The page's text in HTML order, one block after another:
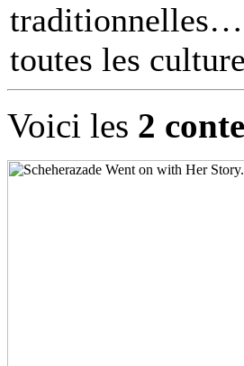
traditionnelles…
toutes les
Voici les 2